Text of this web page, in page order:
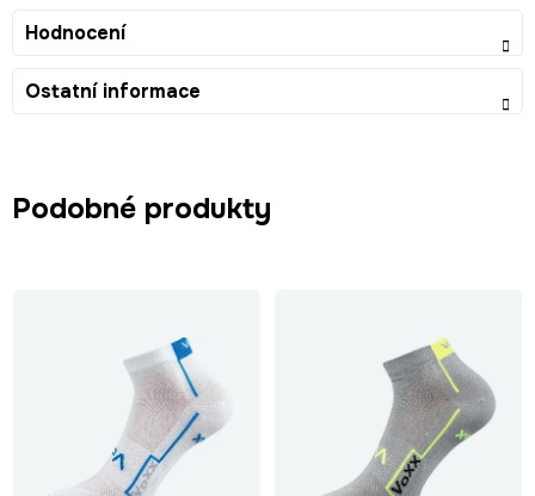
Hodnocení
Ostatní informace
Podobné produkty